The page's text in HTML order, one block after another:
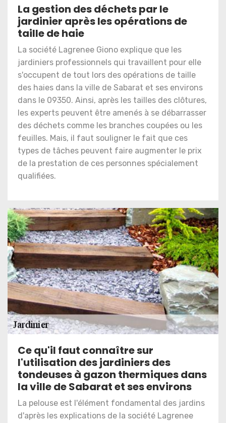
La gestion des déchets par le
jardinier après les opérations de
taille de haie
La société Lagrenee Giono explique que les
jardiniers professionnels qui travaillent pour elle
s'occupent de tout lors des opérations de taille
des haies dans la ville de Sabarat et ses environs
dans le 09350. Ainsi, après les tailles des clôtures,
les experts peuvent être amenés à se débarrasser
des déchets comme les branches coupées ou les
feuilles. Mais, il faut souligner le fait que ces
types de tâches peuvent faire augmenter le prix
de la prestation de ces personnes spécialement
qualifiées.
Ce qu'il faut connaître sur
l'utilisation des jardiniers des
tondeuses à gazon thermiques dans
la ville de Sabarat et ses environs
La pelouse est l'élément fondamental des jardins
d'après les explications de la société Lagrenee